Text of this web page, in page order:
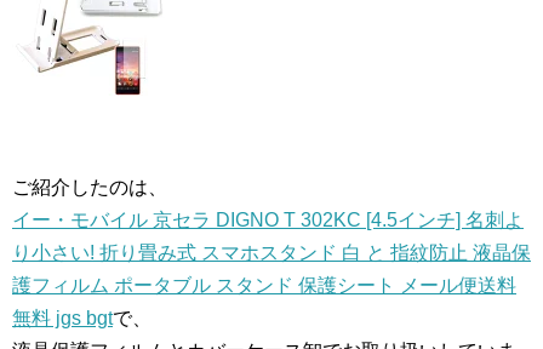
ご紹介したのは、
イー・モバイル 京セラ DIGNO T 302KC [4.5インチ] 名刺よ
り小さい! 折り畳み式 スマホスタンド 白 と 指紋防止 液晶保
護フィルム ポータブル スタンド 保護シート メール便送料
無料 jgs bgtで、